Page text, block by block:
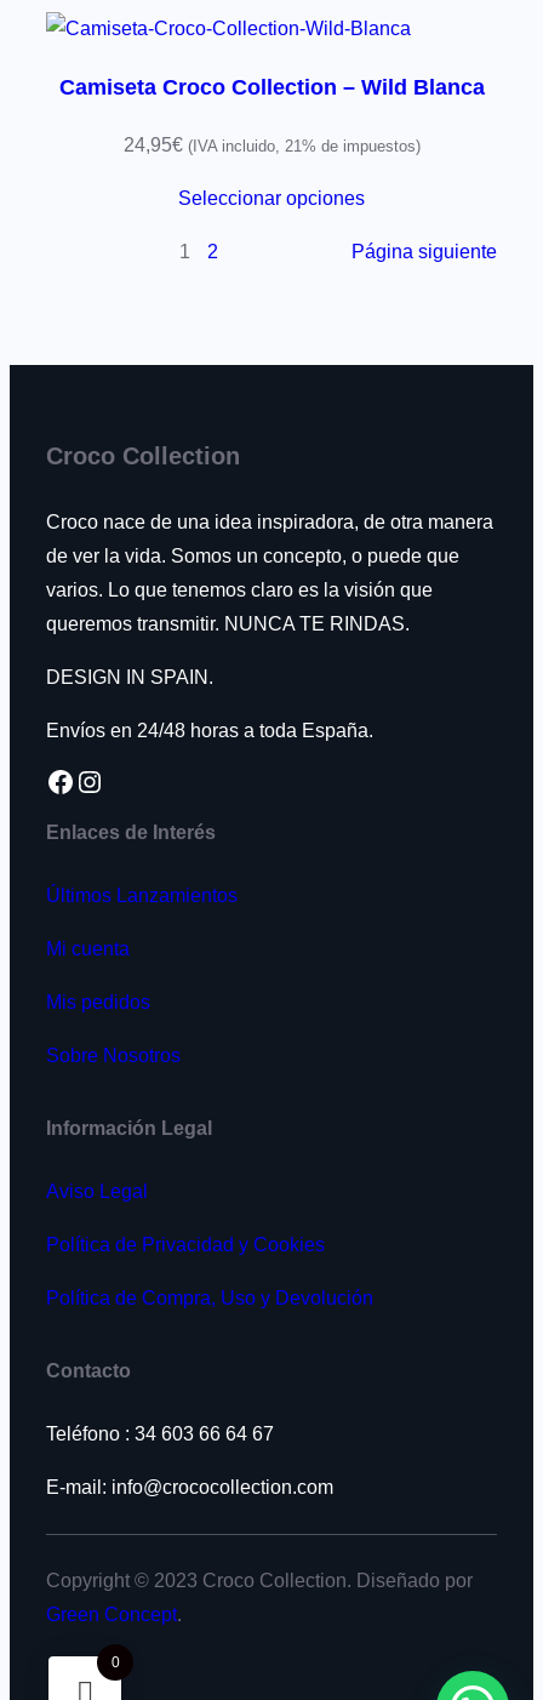
Camiseta Croco Collection – Wild Blanca
24,95€ (IVA incluido, 21% de impuestos)
Seleccionar opciones
1 2 Página siguiente
Croco Collection
Croco nace de una idea inspiradora, de otra manera
de ver la vida. Somos un concepto, o puede que
varios. Lo que tenemos claro es la visión que
queremos transmitir. NUNCA TE RINDAS.
DESIGN IN SPAIN.
Envíos en 24/48 horas a toda España.
Facebook Instagram
Enlaces de Interés
Últimos Lanzamientos
Mi cuenta
Mis pedidos
Sobre Nosotros
Información Legal
Aviso Legal
Política de Privacidad y Cookies
Política de Compra, Uso y Devolución
Contacto
Teléfono : 34 603 66 64 67
E-mail: info@crococollection.com
Copyright © 2023 Croco Collection. Diseñado por
Green Concept.
0